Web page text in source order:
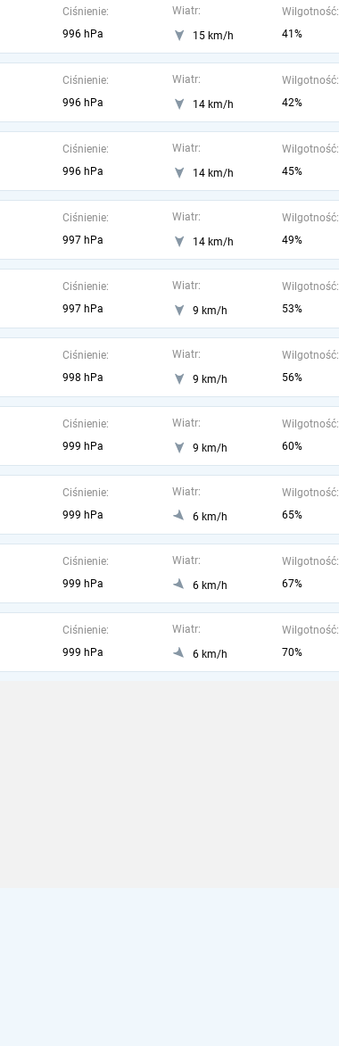
Ciśnienie:
996 hPa
Wiatr:
15 km/h
Wilgotność:
41%
Ciśnienie:
996 hPa
Wiatr:
14 km/h
Wilgotność:
42%
Ciśnienie:
996 hPa
Wiatr:
14 km/h
Wilgotność:
45%
Ciśnienie:
997 hPa
Wiatr:
14 km/h
Wilgotność:
49%
Ciśnienie:
997 hPa
Wiatr:
9 km/h
Wilgotność:
53%
Ciśnienie:
998 hPa
Wiatr:
9 km/h
Wilgotność:
56%
Ciśnienie:
999 hPa
Wiatr:
9 km/h
Wilgotność:
60%
Ciśnienie:
999 hPa
Wiatr:
6 km/h
Wilgotność:
65%
Ciśnienie:
999 hPa
Wiatr:
6 km/h
Wilgotność:
67%
Ciśnienie:
999 hPa
Wiatr:
6 km/h
Wilgotność:
70%